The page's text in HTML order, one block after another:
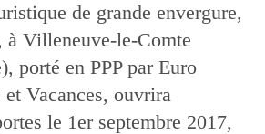
de grande envergure,
à Villeneuve-le-Comte
porté en PPP par Euro
Vacances, ouvrira
le 1er septembre 2017,